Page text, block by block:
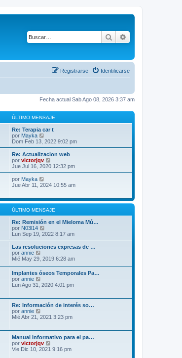
Buscar
Identificarse
Registrarse
Fecha actual Sab Ago 08, 2026 3:37 am
ÚLTIMO MENSAJE
Re: Terapia car t
por Mayka
e
r
ú
t
o
m
n
s
a
j
e
Dom Feb 13, 2022 9:02 pm
Re: Actualizacion web
por victorjqv
e
r
l
m
o
m
n
s
a
j
e
Jue Jul 16, 2020 12:32 pm
por Mayka
e
l
t
m
o
m
e
s
a
j
e
Jue Abr 11, 2024 10:55 am
ÚLTIMO MENSAJE
Re: Remisión en el Mieloma Mú…
por N03l14
e
r
ú
t
m
o
e
s
a
e
Lun Sep 19, 2022 8:17 am
Las resoluciones expresas de …
por annie
e
ú
l
t
i
o
m
n
a
j
e
Mié May 29, 2019 6:28 am
Implantes óseos Temporales Pa…
por annie
e
t
i
m
m
e
n
s
Lun Ago 31, 2020 4:01 pm
Re: Información de interés so…
por annie
e
t
i
m
Mié Abr 21, 2021 3:23 pm
Manual informativo para el pa…
por victorjqv
e
Vie Dic 10, 2021 9:16 pm